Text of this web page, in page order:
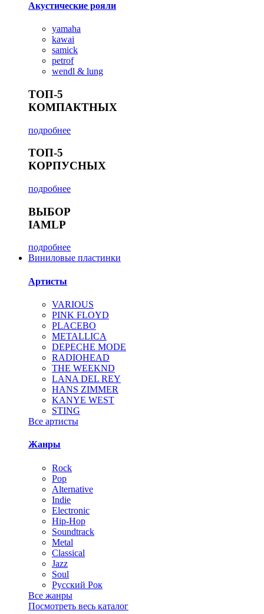
Акустические рояли
yamaha
kawai
samick
petrof
wendl & lung
ТОП-5
КОМПАКТНЫХ
подробнее
ТОП-5
КОРПУСНЫХ
подробнее
ВЫБОР
IAMLP
подробнее
Виниловые пластинки
Артисты
VARIOUS
PINK FLOYD
PLACEBO
METALLICA
DEPECHE MODE
RADIOHEAD
THE WEEKND
LANA DEL REY
HANS ZIMMER
KANYE WEST
STING
Все артисты
Жанры
Rock
Pop
Alternative
Indie
Electronic
Hip-Hop
Soundtrack
Metal
Classical
Jazz
Soul
Русский Рок
Все жанры
Посмотреть весь каталог